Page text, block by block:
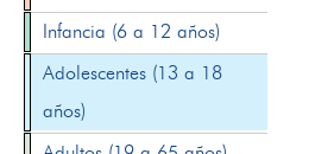
Infancia (6 a 12 años)
Adolescentes (13 a 18
años)